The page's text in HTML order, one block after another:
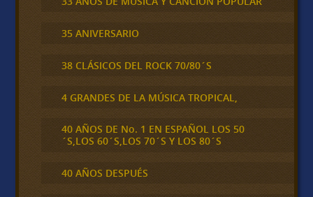
35 ANIVERSARIO
38 CLÁSICOS DEL ROCK 70/80´S
4 GRANDES DE LA MÚSICA TROPICAL,
40 AÑOS DE No. 1 EN ESPAÑOL LOS 50
´S,LOS 60´S,LOS 70´S Y LOS 80´S
40 AÑOS DESPUÉS